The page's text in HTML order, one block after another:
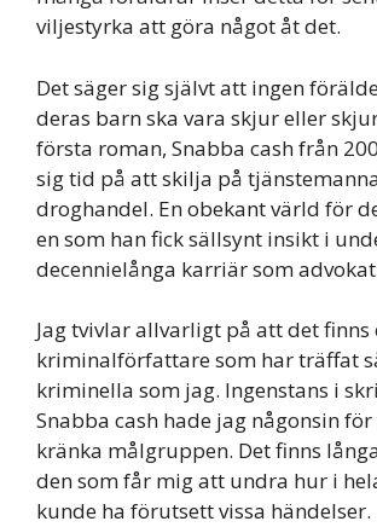
viljestyrka att göra något åt det.
Det säger sig självt att ingen
deras barn ska vara skjur eller
första roman, Snabba cash från
sig tid på att skilja på
droghandel. En obekant värld för
en som han fick sällsynt insikt i
decennielånga karriär som
Jag tvivlar allvarligt på att det finns
kriminalförfattare som har träffat
kriminella som jag. Ingenstans i
Snabba cash hade jag någonsin
kränka målgruppen. Det finns
den som får mig att undra hur i
kunde ha förutsett vissa händelser.